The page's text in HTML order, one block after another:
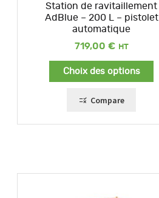
Station de ravitaillement
AdBlue – 200 L – pistolet
automatique
719,00 €
Choix des options
Compare